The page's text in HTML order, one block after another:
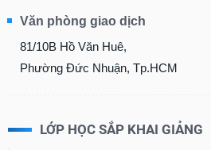
Văn phòng giao dịch
81/10B Hồ Văn Huê,
Phường Đức Nhuận, Tp.HCM
LỚP HỌC SẮP KHAI GIẢNG